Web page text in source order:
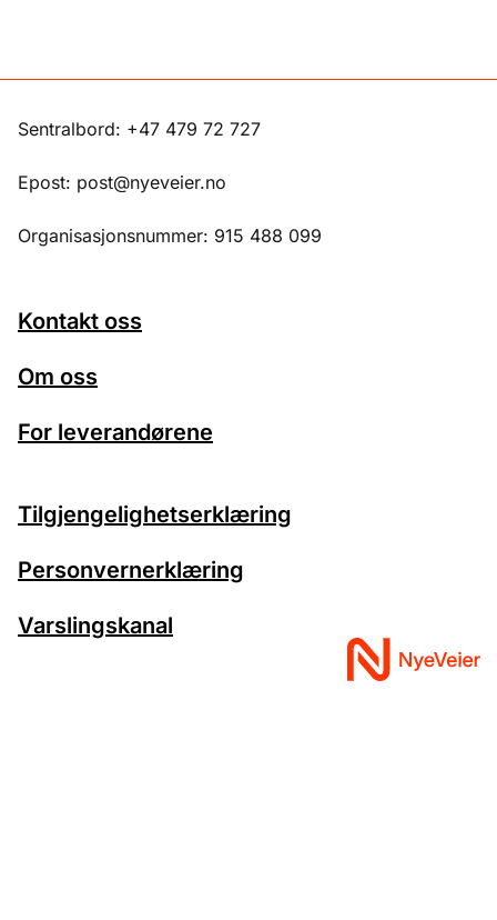
Sentralbord: +47 479 72 727
Epost: post@nyeveier.no
Organisasjonsnummer: 915 488 099
Kontakt oss
Om oss
For leverandørene
Tilgjengelighetserklæring
Personvernerklæring
Varslingskanal